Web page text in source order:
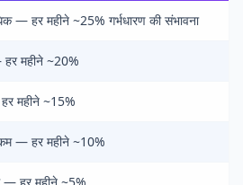
— हर महीने ~25% गर्भधारण की संभावना
महीने ~20%
महीने ~15%
— हर महीने ~10%